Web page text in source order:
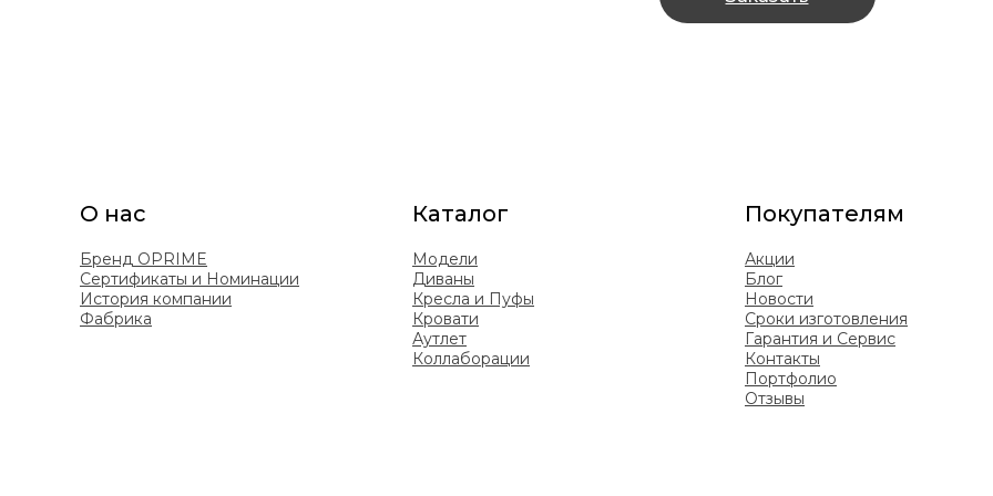
О нас
Бренд OPRIME
Сертификаты и Номинации
История компании
Фабрика
Каталог
Модели
Диваны
Кресла и Пуфы
Кровати
Аутлет
Коллаборации
Покупателям
Акции
Блог
Новости
Сроки изготовления
Гарантия и Сервис
Контакты
Портфолио
Отзывы